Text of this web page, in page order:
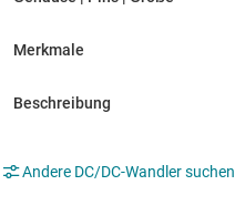
Andere DC/DC-Wandler suchen